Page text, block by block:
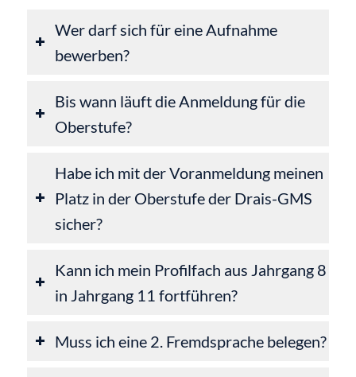
Wer darf sich für eine Aufnahme
bewerben?
Bis wann läuft die Anmeldung für die
Oberstufe?
Habe ich mit der Voranmeldung meinen
Platz in der Oberstufe der Drais-GMS
sicher?
Kann ich mein Profilfach aus Jahrgang 8
in Jahrgang 11 fortführen?
Muss ich eine 2. Fremdsprache belegen?